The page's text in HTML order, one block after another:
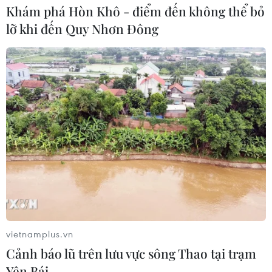
Israel phát triển xét nghiệm máu đơn
giản giúp phát hiện sớm ung thư
phổi
05/08/2026 03:42
Italy có thể tham gia cơ chế xác minh
giải giáp Hezbollah tại Nam Liban
04/08/2026 22:42
Iran-Oman đàm phán thiết lập tuyến
hàng hải mới qua eo biển Hormuz
04/08/2026 22:42
Cố vấn quân sự Iran tiết lộ
Khám phá Hòn Khô - điểm đến không thể bỏ
lỡ khi đến Quy Nhơn Đông
vietnamplus.vn
Cảnh báo lũ trên lưu vực sông Thao tại trạm